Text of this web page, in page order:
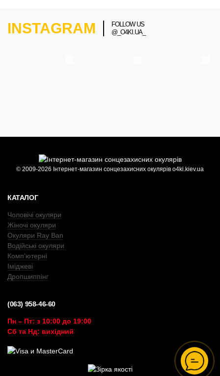
INSTAGRAM
FOLLOW US
@_O4KI.UA_
© 2009-2026 Інтернет-магазин сонцезахисних окулярів o4ki.kiev.ua
КАТАЛОГ
Чоловічі окуляри
Жіночі окуляри
Окуляри Ray Ban
Водійські окуляри
Комп’ютерні
Іміджеві
Дропшиппінг
(063) 958-46-60
Пн – Пт: з 10:00 до 19:00
Сб та Нд: вихідний